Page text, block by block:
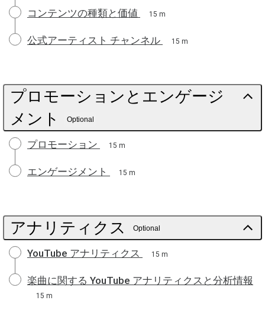
コンテンツの種類と価値 15 m
公式アーティスト チャンネル 15 m
プロモーションとエンゲージ
メント
Optional
プロモーション 15 m
エンゲージメント 15 m
アナリティクス Optional
YouTube アナリティクス 15 m
楽曲に関する YouTube アナリティクスと分析情報
15 m